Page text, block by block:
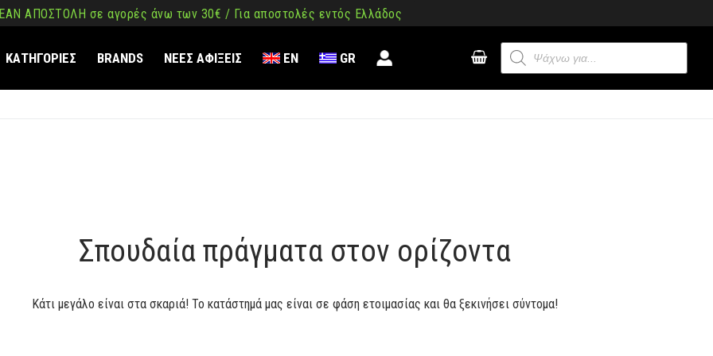
ΑΠΟΣΤΟΛΗ σε αγορές άνω των 30€ / Για αποστολές εντός Ελλάδος
ΚΑΤΗΓΟΡΙΕΣ BRANDS ΝΕΕΣ ΑΦΙΞΕΙΣ EN GR
Products
search
Σπουδαία πράγματα στον ορίζοντα
Κάτι μεγάλο είναι στα σκαριά! Το κατάστημά μας είναι σε φάση ετοιμασίας και θα ξεκινήσει σύντομα!